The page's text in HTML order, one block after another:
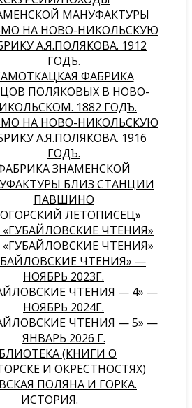
МАНУФАКТУРЫ
НА НОВО-НИКОЛЬСКУЮ
А.Я.ПОЛЯКОВА. 1912
ГОДЪ.
ФАБРИКА
ПОЛЯКОВЫХ В НОВО-
1882 ГОДЪ.
НА НОВО-НИКОЛЬСКУЮ
А.Я.ПОЛЯКОВА. 1916
ГОДЪ.
ЗНАМЕНСКОЙ
БЛИЗ СТАНЦИИ
ПАВШИНО
ЛЕТОПИСЕЦ»
«ГУБАЙЛОВСКИЕ ЧТЕНИЯ»
«ГУБАЙЛОВСКИЕ ЧТЕНИЯ»
ЧТЕНИЯ» —
НОЯБРЬ 2023Г.
ЧТЕНИЯ — 4» —
НОЯБРЬ 2024Г.
ЧТЕНИЯ — 5» —
ЯНВАРЬ 2026 Г.
(КНИГИ О
И ОКРЕСТНОСТЯХ)
ПОЛЯНА И ГОРКА.
ИСТОРИЯ.